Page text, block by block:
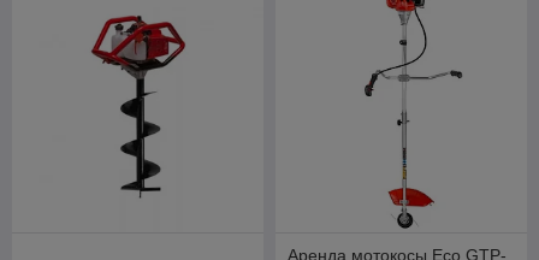
Аренда мотокосы Eco GTP-